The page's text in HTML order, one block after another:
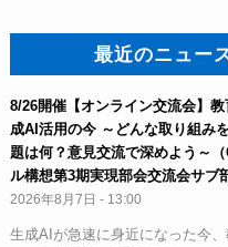
最近のニュー
8/26開催【オンライン交流会】
成AI活用の今 ～どんな取り組み
題は何？意見交流で深めよう～
ル構想第3期実現部会交流会サブ
2026年8月7日 - 13:00
生成AIが急速に身近になった今